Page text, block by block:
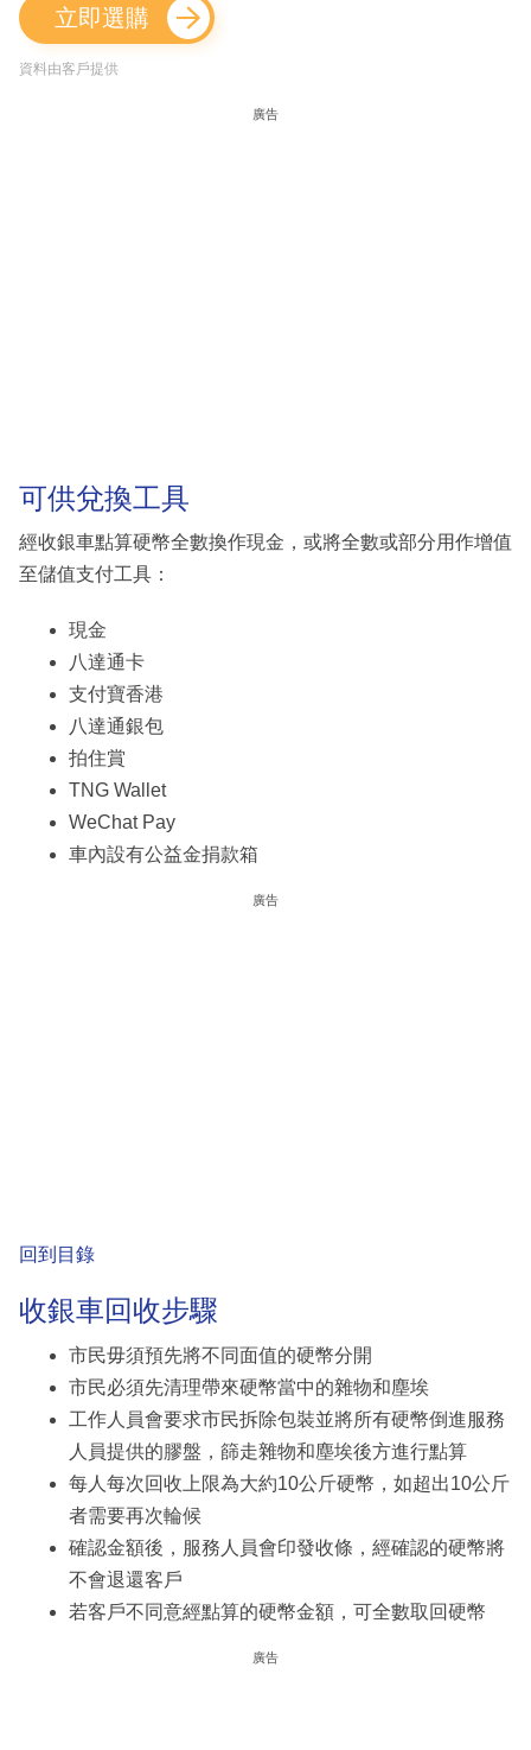
立即選購
資料由客戶提供
廣告
可供兌換工具
經收銀車點算硬幣全數換作現金，或將全數或部分用作增值
至儲值支付工具：
現金
八達通卡
支付寶香港
八達通銀包
拍住賞
TNG Wallet
WeChat Pay
車內設有公益金捐款箱
廣告
回到目錄
收銀車回收步驟
市民毋須預先將不同面值的硬幣分開
市民必須先清理帶來硬幣當中的雜物和塵埃
工作人員會要求市民拆除包裝並將所有硬幣倒進服務
人員提供的膠盤，篩走雜物和塵埃後方進行點算
每人每次回收上限為大約10公斤硬幣，如超出10公斤
者需要再次輪候
確認金額後，服務人員會印發收條，經確認的硬幣將
不會退還客戶
若客戶不同意經點算的硬幣金額，可全數取回硬幣
廣告